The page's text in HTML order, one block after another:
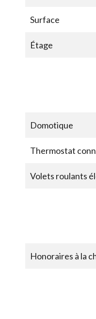
Surface
Étage
Domotique
Thermostat
Volets roulants
Honoraires à la